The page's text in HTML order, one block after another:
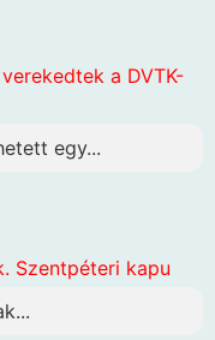
a DVTK-
egy...
Szentpéteri kapu